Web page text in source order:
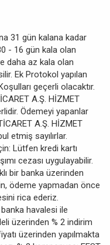
31 gün kalana kadar
- 16 gün kala olan
daha az kala olan
Ek Protokol yapılan
geçerli olacaktır.
A.Ş. HİZMET
Ödemeyi yapanlar
A.Ş. HİZMET
etmiş sayılırlar.
Lütfen kredi kartı
cezası uygulayabilir.
bir banka üzerinden
ödeme yapmadan önce
rica ederiz.
havalesi ile
üzerinden % 2 indirim
üzerinden yapılmakta